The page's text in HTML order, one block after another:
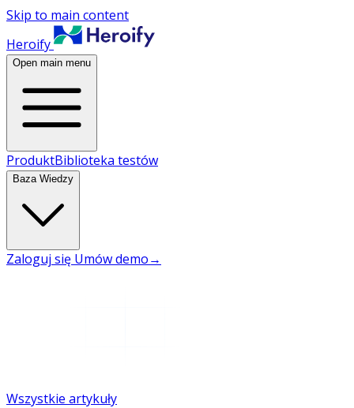
Skip to main content
Heroify
Open main menu
ProduktBiblioteka testów
Baza Wiedzy
Zaloguj się Umów demo→
Wszystkie artykuły